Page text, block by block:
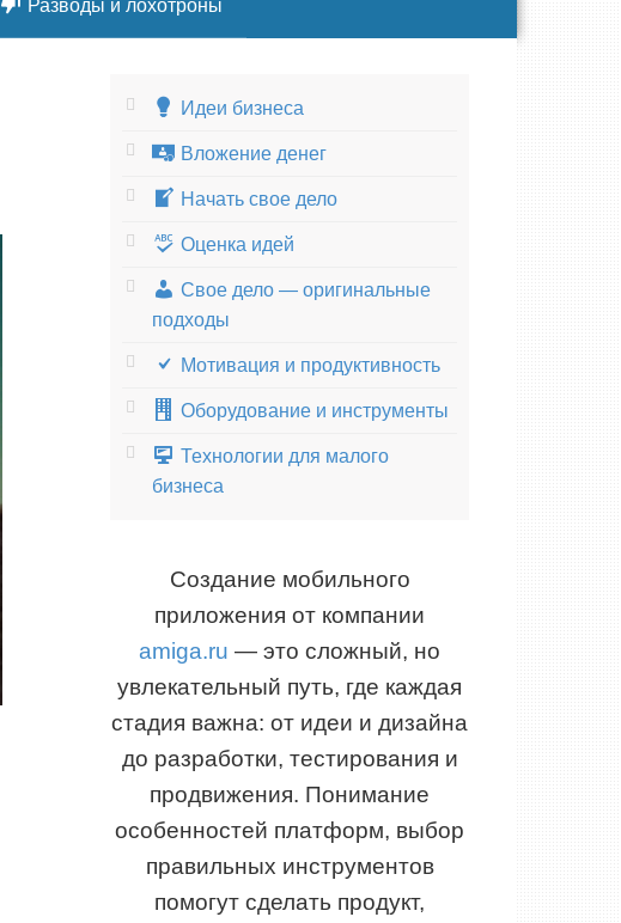
Разводы и лохотроны
Идеи бизнеса
Вложение денег
Начать свое дело
Оценка идей
Свое дело — оригинальные
подходы
Мотивация и продуктивность
Оборудование и инструменты
Технологии для малого
бизнеса
Создание мобильного
приложения от компании
amiga.ru — это сложный, но
увлекательный путь, где каждая
стадия важна: от идеи и дизайна
до разработки, тестирования и
продвижения. Понимание
особенностей платформ, выбор
правильных инструментов
помогут сделать продукт,